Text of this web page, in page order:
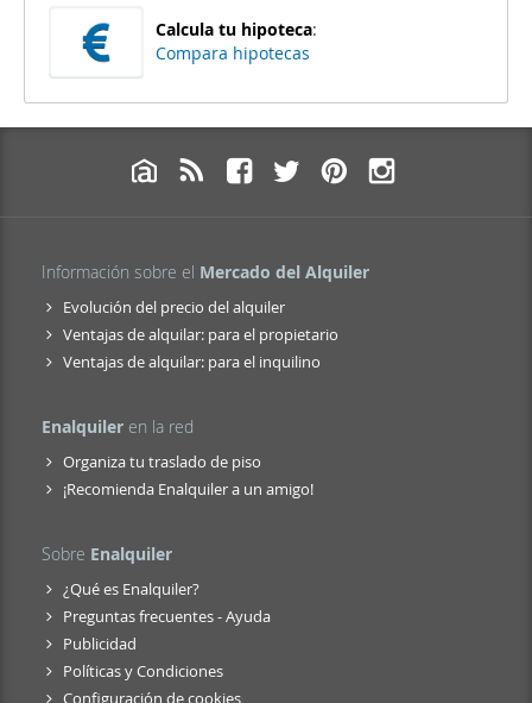
Calcula tu hipoteca:
Compara hipotecas
Información sobre el Mercado del Alquiler
Evolución del precio del alquiler
Ventajas de alquilar: para el propietario
Ventajas de alquilar: para el inquilino
Enalquiler en la red
Organiza tu traslado de piso
¡Recomienda Enalquiler a un amigo!
Sobre Enalquiler
¿Qué es Enalquiler?
Preguntas frecuentes - Ayuda
Publicidad
Políticas y Condiciones
Configuración de cookies